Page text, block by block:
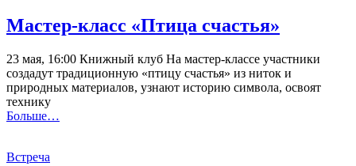
Мастер-класс «Птица счастья»
23 мая, 16:00 Книжный клуб На мастер-классе участники
создадут традиционную «птицу счастья» из ниток и
природных материалов, узнают историю символа, освоят
технику
Больше…
Встреча